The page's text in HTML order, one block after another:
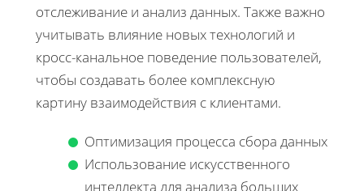
отслеживание и анализ данных. Также важно
учитывать влияние новых технологий и
кросс-канальное поведение пользователей,
чтобы создавать более комплексную
картину взаимодействия с клиентами.
Оптимизация процесса сбора данных
Использование искусственного
интеллекта для анализа больших